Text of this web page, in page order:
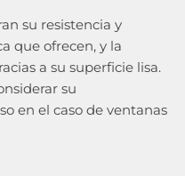
su resistencia y
que ofrecen, y la
a su superficie lisa.
su
en el caso de ventanas